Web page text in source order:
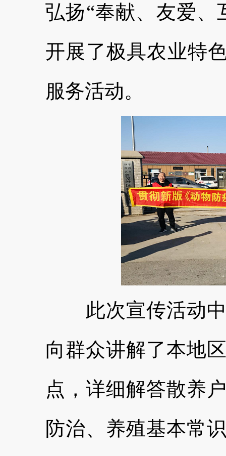
弘扬“奉献、友爱、
开展了极具农业特
服务活动。
此次宣传活动中
向群众讲解了本地
点，详细解答散养
防治、养殖基本常